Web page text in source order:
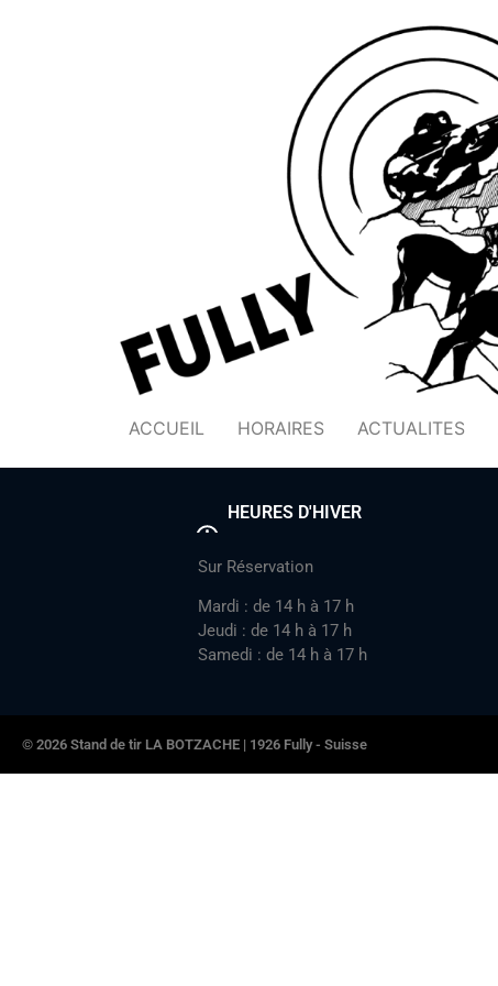
ACCUEIL HORAIRES ACTUALITES
HEURES D'HIVER
Sur Réservation
Mardi : de 14 h à 17 h
Jeudi : de 14 h à 17 h
Samedi : de 14 h à 17 h
© 2026 Stand de tir LA BOTZACHE | 1926 Fully - Suisse